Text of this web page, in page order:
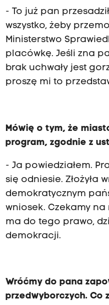
- To już pan
wszystko, żeby
Ministerstwo
placówkę. Jeśli zna
brak uchwały jest
proszę mi to
Mówię o tym, że
program, zgodnie z
- Ja powiedziałem.
się odniesie. Złożyła
demokratycznym
wniosek. Czekamy
ma do tego prawo,
demokracji.
Wróćmy do pana
przedwyborczych. Co